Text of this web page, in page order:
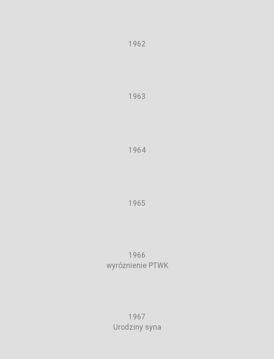
1962
1963
1964
1965
1966
wyróżnienie PTWK
1967
Urodziny syna